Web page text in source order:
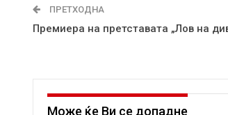
ПРЕТХОДНА
Премиера на претставата „Лов на
Може ќе Ви се допадне